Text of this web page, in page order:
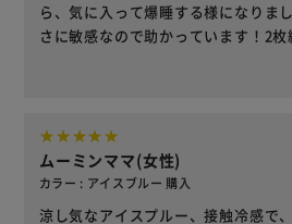
ら、気に入って爆睡する様になりま
さに敏感なので助かっています！2
ムーミンママ(女性)
カラー : アイスブルー 購入
涼し気なアイスプルー、接触冷感で